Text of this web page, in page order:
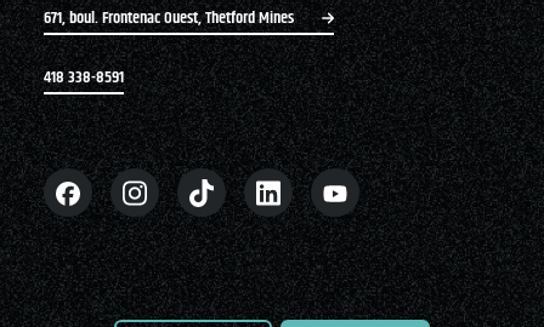
671, boul. Frontenac Ouest, Thetford Mines
418 338-8591